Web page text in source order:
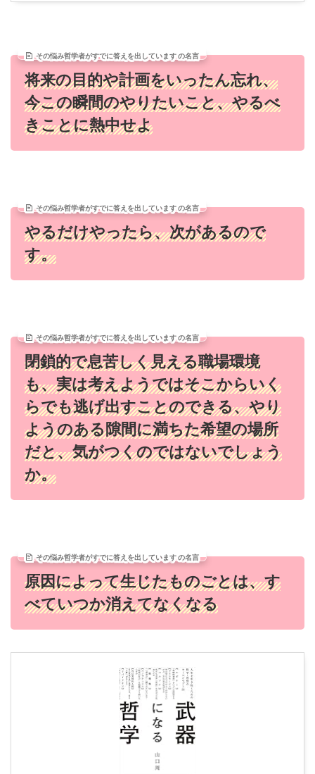
その悩み哲学者がすでに答えを出しています の名言
将来の目的や計画をいったん忘れ、
今この瞬間のやりたいこと、やるべ
きことに熱中せよ
その悩み哲学者がすでに答えを出しています の名言
やるだけやったら、次があるので
す。
その悩み哲学者がすでに答えを出しています の名言
閉鎖的で息苦しく見える職場環境
も、実は考えようではそこからいく
らでも逃げ出すことのできる、やり
ようのある隙間に満ちた希望の場所
だと、気がつくのではないでしょう
か。
その悩み哲学者がすでに答えを出しています の名言
原因によって生じたものごとは、す
べていつか消えてなくなる